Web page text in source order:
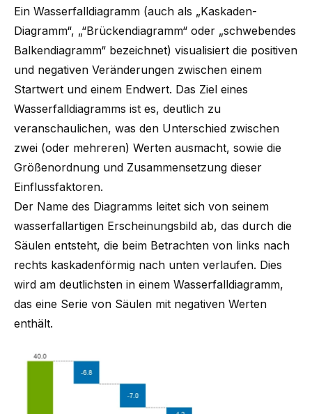
Ein Wasserfalldiagramm (auch als „Kaskaden-
Diagramm“, „“Brückendiagramm“ oder „schwebendes
Balkendiagramm“ bezeichnet) visualisiert die positiven
und negativen Veränderungen zwischen einem
Startwert und einem Endwert. Das Ziel eines
Wasserfalldiagramms ist es, deutlich zu
veranschaulichen, was den Unterschied zwischen
zwei (oder mehreren) Werten ausmacht, sowie die
Größenordnung und Zusammensetzung dieser
Einflussfaktoren.
Der Name des Diagramms leitet sich von seinem
wasserfallartigen Erscheinungsbild ab, das durch die
Säulen entsteht, die beim Betrachten von links nach
rechts kaskadenförmig nach unten verlaufen. Dies
wird am deutlichsten in einem Wasserfalldiagramm,
das eine Serie von Säulen mit negativen Werten
enthält.